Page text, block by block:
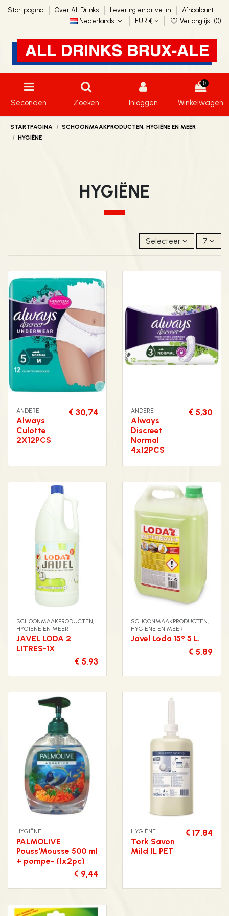
Startpagina Over All Drinks Levering en drive-in
Afhaalpunt
Nederlands
EUR € Verlanglijst (0)
Seconden Zoeken Inloggen
0
Winkelwagen
STARTPAGINA
SCHOONMAAKPRODUCTEN, HYGIËNE EN MEER
HYGIËNE
HYGIËNE
Selecteer 7
ANDERE
Always
Culotte
2X12PCS
€ 30,74 ANDERE
Always
Discreet
Normal
4x12PCS
€ 5,30
SCHOONMAAKPRODUCTEN,
HYGIËNE EN MEER
JAVEL LODA 2
LITRES-1X
€ 5,93
SCHOONMAAKPRODUCTEN,
HYGIËNE EN MEER
Javel Loda 15° 5 L.
€ 5,89
HYGIËNE
PALMOLIVE
Pouss'Mousse 500 ml
+ pompe- (1x2pc)
€ 9,44
HYGIËNE
Tork Savon
Mild 1L PET
€ 17,84